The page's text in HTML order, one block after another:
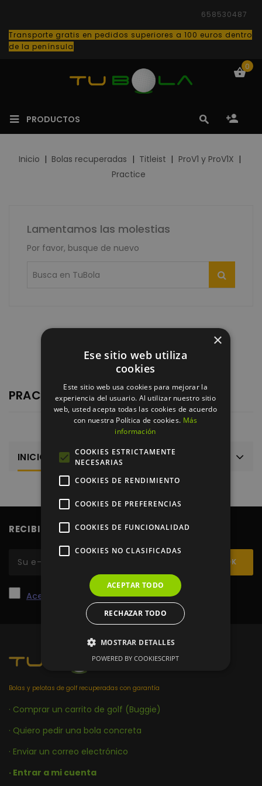
658530487
Transporte gratis en pedidos superiores a 100 euros dentro
de la península
0
PRODUCTOS
Inicio Bolas recuperadas Titleist
ProV1 y ProV1X
Practice
Lamentamos las molestias
Por favor, busque de nuevo
PRACTICE
INICIO
RECIBIR PROMOCIONES
Acepto las condiciones de la tienda.
Bolas y pelotas de golf recuperadas con garantía
· Comprar un carrito de golf (Buggie)
· Quiero pedir una bola concreta
· Enviar un correo electrónico
· Entrar a mi cuenta
×
Ese sitio web utiliza
cookies
Este sitio web usa cookies para mejorar la
experiencia del usuario. Al utilizar nuestro sitio
web, usted acepta todas las cookies de acuerdo
con nuestra Política de cookies. Más
información
COOKIES ESTRICTAMENTE
NECESARIAS
COOKIES DE RENDIMIENTO
COOKIES DE PREFERENCIAS
COOKIES DE FUNCIONALIDAD
COOKIES NO CLASIFICADAS
ACEPTAR TODO
RECHAZAR TODO
MOSTRAR DETALLES
Cookies estrictamente necesarias
Cookies de funcionalidad
Cookies no clasificadas
Las cookies estrictamente necesarias permiten la
POWERED BY COOKIESCRIPT